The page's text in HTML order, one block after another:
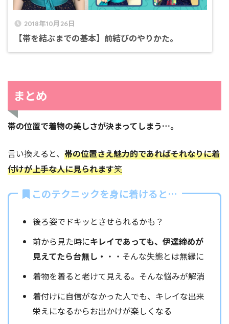
2018年10月26日
【帯を結ぶまでの基本】前結びのやりかた。
まとめ
帯の位置で着物の美しさが決まってしまう…。
言い換えると、 帯の位置さえ魅力的であればそれなりに着
付けが上手な人に見られます笑
このテクニックを身に着けると…
後ろ姿でドキッとさせられるかも？
前から見た時にキレイであっても、伊達締めが
見えてたら台無し・ ・・そんな失態とは無縁に
着物を着ると老けて見える。そんな悩みが解消
着付けに自信がなかった人でも、キレイな出来
栄えになるからお出かけが楽しくなる